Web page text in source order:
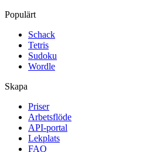
Populärt
Schack
Tetris
Sudoku
Wordle
Skapa
Priser
Arbetsflöde
API-portal
Lekplats
FAQ